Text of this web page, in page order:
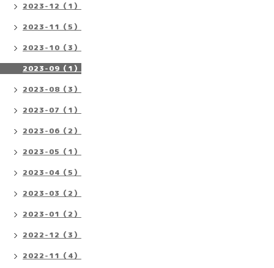
2023-12（1）
2023-11（5）
2023-10（3）
2023-09（1）
2023-08（3）
2023-07（1）
2023-06（2）
2023-05（1）
2023-04（5）
2023-03（2）
2023-01（2）
2022-12（3）
2022-11（4）